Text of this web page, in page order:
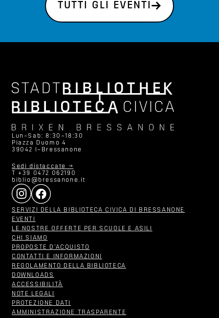
TUTTI GLI EVENTI
Lun–Sab: 8:30–18:30
Piazza Duomo 4
39042 I–Bressanone
Sedi distaccate →
T +39 0472 062190
biblio@bressanone.it
SERVIZI DELLA BIBLIOTECA CIVICA DI BRESSANONE
EVENTI
LE NOSTRE OFFERTE PER SCUOLE E ASILI
CHI SIAMO
PROPOSTE D‘ACQUISTO
CONTATTI E INFORMAZIONI
REGOLAMENTO DELLA BIBLIOTECA
DOWNLOADS
ACCESSIBILITÀ
NOTE LEGALI
PROTEZIONE DATI
AMMINISTRAZIONE TRASPARENTE